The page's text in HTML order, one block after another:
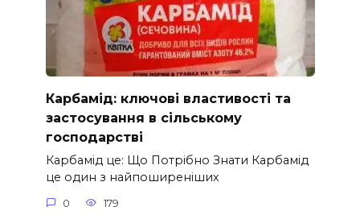
Карбамід: ключові властивості та
застосування в сільському
господарстві
Карбамід це: Що Потрібно Знати Карбамід
це один з найпоширеніших
0 179